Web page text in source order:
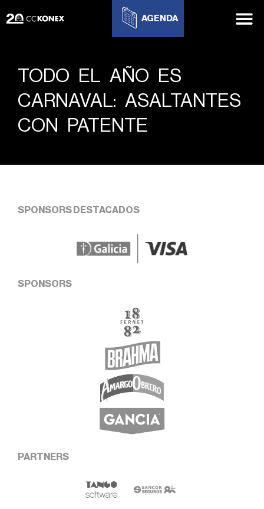
AGENDA
TODO EL AÑO ES
CARNAVAL: ASALTANTES
CON PATENTE
SPONSORS DESTACADOS
SPONSORS
PARTNERS